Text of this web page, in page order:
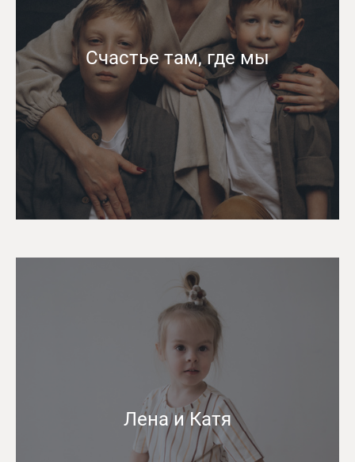
Счастье там, где мы
Лена и Катя